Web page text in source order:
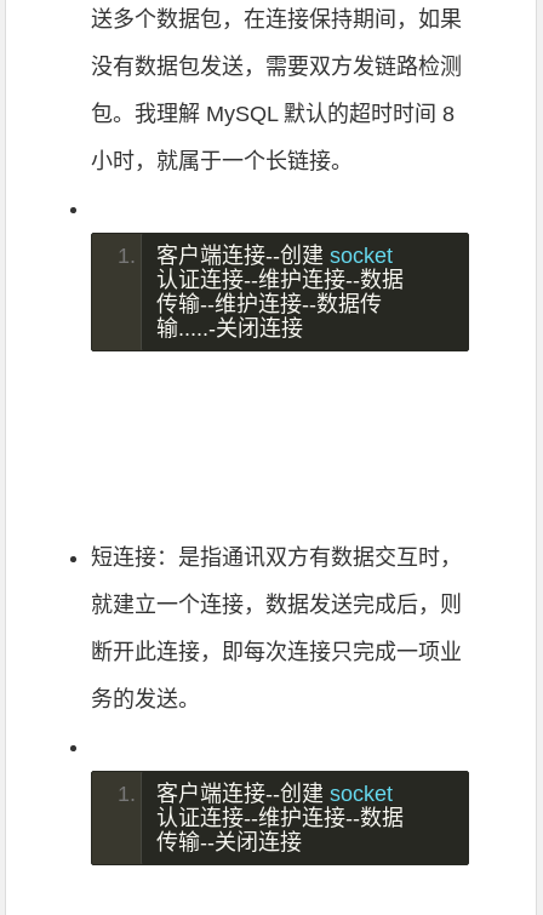
送多个数据包，在连接保持期间，如果
没有数据包发送，需要双方发链路检测
包。我理解 MySQL 默认的超时时间 8
小时，就属于一个长链接。
客户端连接--创建
认证连接--维护连接--数据
传输--维护连接--数据传
输.....-关闭连接
短连接：是指通讯双方有数据交互时，
就建立一个连接，数据发送完成后，则
断开此连接，即每次连接只完成一项业
务的发送。
客户端连接--创建
认证连接--维护连接--数据
传输--关闭连接